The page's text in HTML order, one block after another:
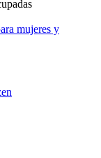
mujeres y